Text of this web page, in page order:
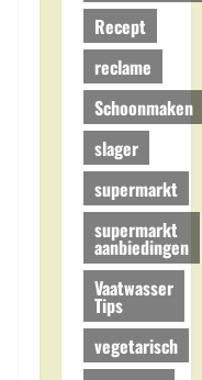
Recept
reclame
Schoonmaken
slager
supermarkt
supermarkt
aanbiedingen
Vaatwasser
Tips
vegetarisch